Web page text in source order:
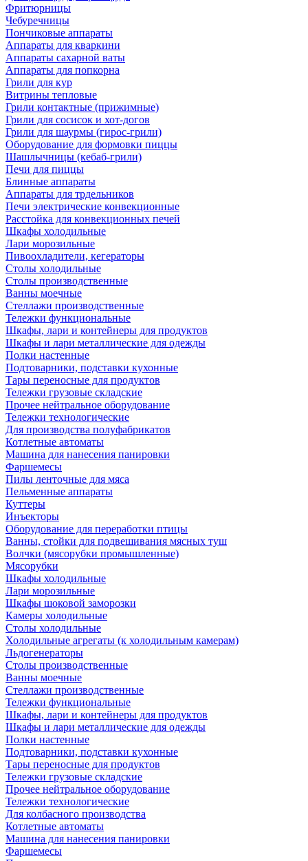
Фритюрницы
Чебуречницы
Пончиковые аппараты
Аппараты для кваркини
Аппараты сахарной ваты
Аппараты для попкорна
Грили для кур
Витрины тепловые
Грили контактные (прижимные)
Грили для сосисок и хот-догов
Грили для шаурмы (гирос-грили)
Оборудование для формовки пиццы
Шашлычницы (кебаб-грили)
Печи для пиццы
Блинные аппараты
Аппараты для трдельников
Печи электрические конвекционные
Расстойка для конвекционных печей
Шкафы холодильные
Лари морозильные
Пивоохладители, кегераторы
Столы холодильные
Столы производственные
Ванны моечные
Стеллажи производственные
Тележки функциональные
Шкафы, лари и контейнеры для продуктов
Шкафы и лари металлические для одежды
Полки настенные
Подтоварники, подставки кухонные
Тары переносные для продуктов
Тележки грузовые складские
Прочее нейтральное оборудование
Тележки технологические
Для производства полуфабрикатов
Котлетные автоматы
Машина для нанесения панировки
Фаршемесы
Пилы ленточные для мяса
Пельменные аппараты
Куттеры
Инъекторы
Оборудование для переработки птицы
Ванны, стойки для подвешивания мясных туш
Волчки (мясорубки промышленные)
Мясорубки
Шкафы холодильные
Лари морозильные
Шкафы шоковой заморозки
Камеры холодильные
Столы холодильные
Холодильные агрегаты (к холодильным камерам)
Льдогенераторы
Столы производственные
Ванны моечные
Стеллажи производственные
Тележки функциональные
Шкафы, лари и контейнеры для продуктов
Шкафы и лари металлические для одежды
Полки настенные
Подтоварники, подставки кухонные
Тары переносные для продуктов
Тележки грузовые складские
Прочее нейтральное оборудование
Тележки технологические
Для колбасного производства
Котлетные автоматы
Машина для нанесения панировки
Фаршемесы